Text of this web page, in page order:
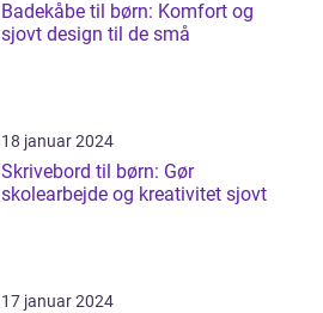
Badekåbe til børn: Komfort og
sjovt design til de små
18 januar 2024
Skrivebord til børn: Gør
skolearbejde og kreativitet sjovt
17 januar 2024